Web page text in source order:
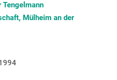
Tengelmann
Mülheim an der